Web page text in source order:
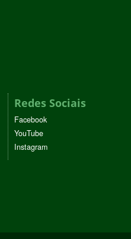
Redes Sociais
Facebook
YouTube
Instagram